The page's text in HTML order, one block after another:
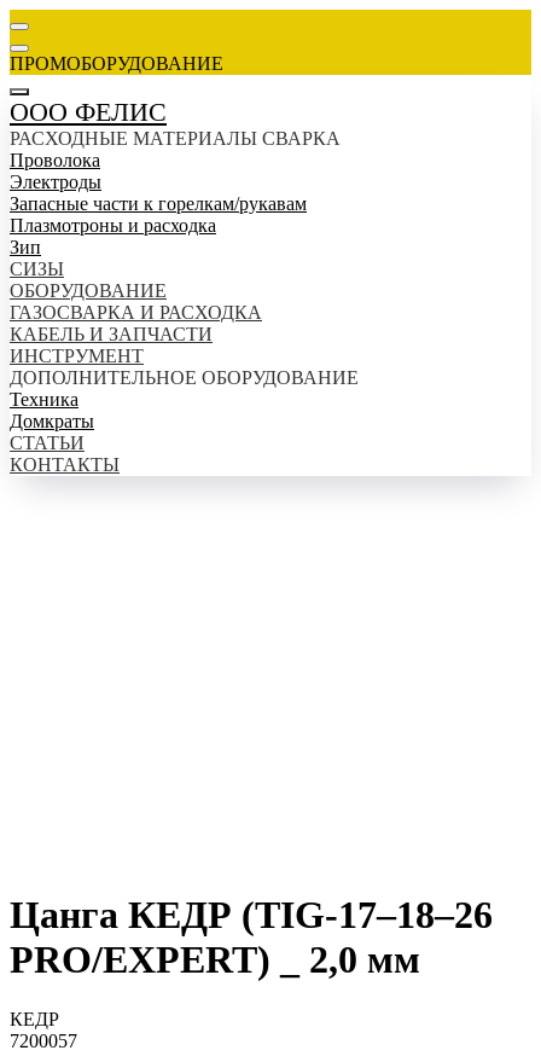
ПРОМОБОРУДОВАНИЕ
ООО ФЕЛИС
РАСХОДНЫЕ МАТЕРИАЛЫ СВАРКА
Проволока
Электроды
Запасные части к горелкам/рукавам
Плазмотроны и расходка
Зип
СИЗЫ
ОБОРУДОВАНИЕ
ГАЗОСВАРКА И РАСХОДКА
КАБЕЛЬ И ЗАПЧАСТИ
ИНСТРУМЕНТ
ДОПОЛНИТЕЛЬНОЕ ОБОРУДОВАНИЕ
Техника
Домкраты
СТАТЬИ
КОНТАКТЫ
Цанга КЕДР (TIG-17–18–26
PRO/EXPERT) _ 2,0 мм
КЕДР
7200057